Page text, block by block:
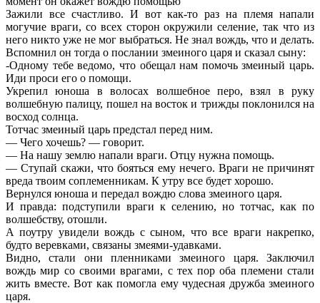
Зажили все счастливо. И вот как-то раз на племя напали
могучие враги, со всех сторон окружили селение, так что из
него никто уже не мог выбраться. Не знал вождь, что и делать.
Вспомнил он тогда о послании змеиного царя и сказал сыну:
-Одному тебе ведомо, что обещал нам помочь змеиный царь.
Иди проси его о помощи.
Укрепил юноша в волосах волшебное перо, взял в руку
волшебную палицу, пошел на восток и трижды поклонился на
восход солнца.
Тотчас змеиный царь предстал перед ним.
— Чего хочешь? — говорит.
— На нашу землю напали враги. Отцу нужна помощь.
— Ступай скажи, что бояться ему нечего. Враги не причинят
вреда твоим соплеменникам. К утру все будет хорошо.
Вернулся юноша и передал вождю слова змеиного царя.
И правда: подступили враги к селению, но тотчас, как по
волшебству, отошли.
А поутру увидели вождь с сыном, что все враги накрепко,
будто веревками, связаны змеями-удавками.
Видно, стали они пленниками змеиного царя. Заключил
вождь мир со своими врагами, с тех пор оба племени стали
жить вместе. Вот как помогла ему чудесная дружба змеиного
царя.